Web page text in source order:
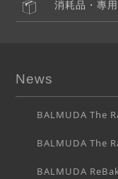
消耗品・專
News
BALMUDA The
BALMUDA The
BALMUDA